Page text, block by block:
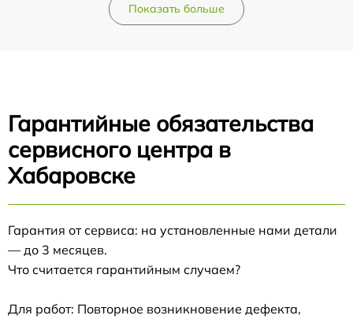
Показать больше
Гарантийные обязательства
сервисного центра в
Хабаровске
Гарантия от сервиса: на установленные нами детали
— до 3 месяцев.
Что считается гарантийным случаем?
Для работ: Повторное возникновение дефекта,